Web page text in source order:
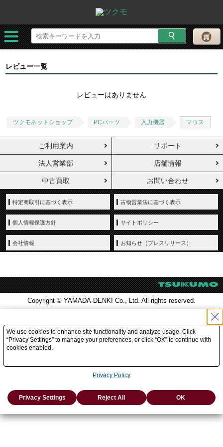
レビュー一覧
レビューはありません
ツクモネットショップ PCパーツ 入力機器 マウス
ご利用案内 サポート
法人営業部 店舗情報
中古買取 お問い合わせ
特定商取引に基づく表示 古物営業法に基づく表示
個人情報保護方針 サイトポリシー
会社情報 お知らせ（プレスリリース）
Copyright © YAMADA-DENKI Co., Ltd. All rights reserved.
We use cookies to enhance site functionality and analyze usage. Click
“Privacy Settings” to manage your preferences, or click “OK” to continue with
cookies enabled.
Privacy Policy
Privacy Settings Reject All OK